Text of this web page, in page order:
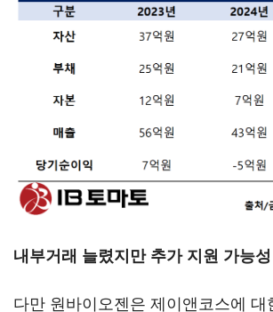
내부거래 늘렸지만 추가 지원 가능성
다만 원바이오젠은 제이앤코스에 대